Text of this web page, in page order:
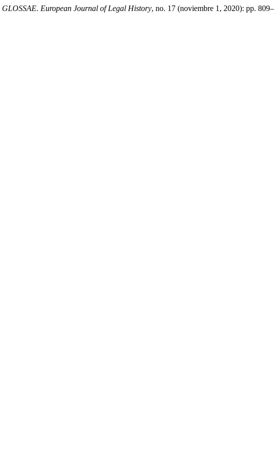
GLOSSAE. European Journal of Legal History, no. 17 (noviembre 1, 2020): pp. 809–